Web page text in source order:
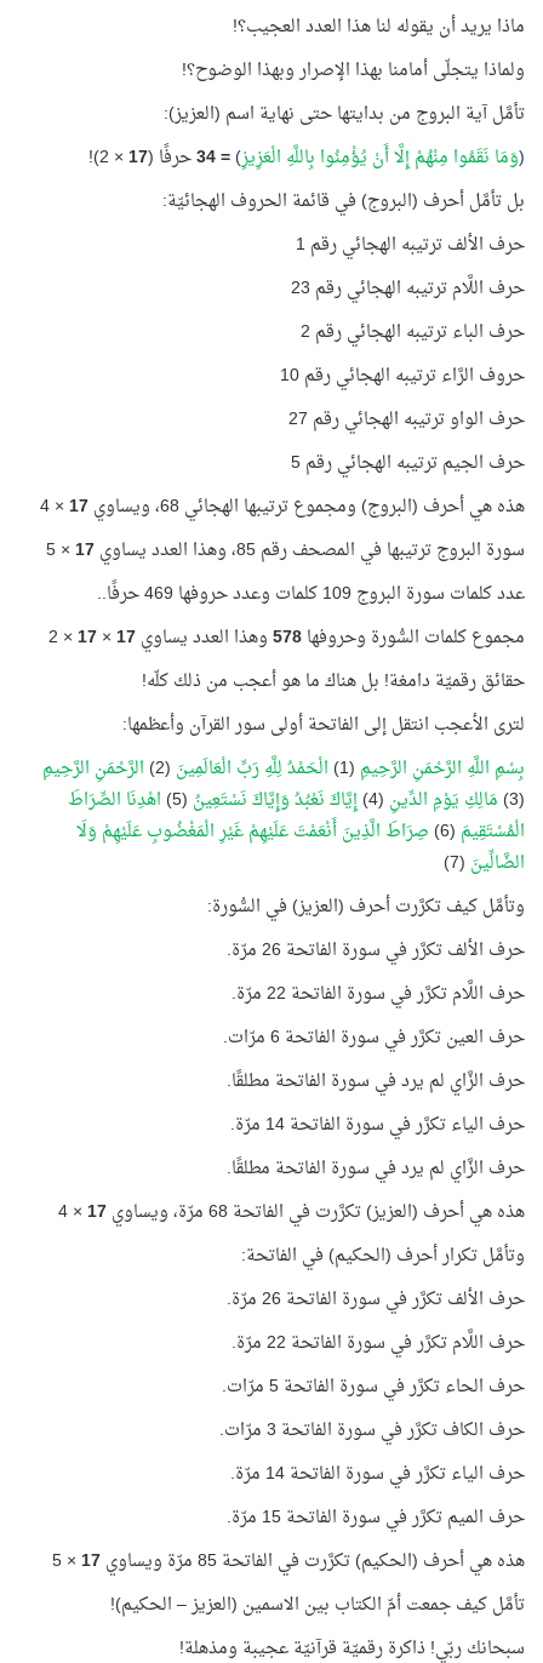
ماذا يريد أن يقوله لنا هذا العدد العجيب؟!
ولماذا يتجلّى أمامنا بهذا الإصرار وبهذا الوضوح؟!
تأمَّل آية البروج من بدايتها حتى نهاية اسم (العزيز):
(وَمَا نَقَمُوا مِنْهُمْ إِلَّا أَنْ يُؤْمِنُوا بِاللَّهِ الْعَزِيزِ)
=
34حرفًا (17
× 2)!
بل تأمَّل أحرف (البروج) في قائمة الحروف الهجائيّة:
حرف الألف ترتيبه الهجائي رقم 1
حرف اللَّام ترتيبه الهجائي رقم 23
حرف الباء ترتيبه الهجائي رقم 2
حروف الرَّاء ترتيبه الهجائي رقم 10
حرف الواو ترتيبه الهجائي رقم 27
حرف الجيم ترتيبه الهجائي رقم 5
هذه هي أحرف (البروج) ومجموع ترتيبها الهجائي 68، ويساوي
17
× 4
سورة البروج ترتيبها في المصحف رقم 85، وهذا العدد يساوي
17
× 5
عدد كلمات سورة البروج 109 كلمات وعدد حروفها 469 حرفًا..
مجموع كلمات السُّورة وحروفها578وهذا العدد يساوي17
×
17
× 2
حقائق رقميّة دامغة! بل هناك ما هو أعجب من ذلك كلّه!
لترى الأعجب انتقل إلى الفاتحة أولى سور القرآن وأعظمها:
بِسْمِ اللَّهِ الرَّحْمَنِ الرَّحِيمِ (1) الْحَمْدُ لِلَّهِ رَبِّ الْعَالَمِينَ (2)
الرَّحْمَنِ الرَّحِيمِ
(3)
مَالِكِ يَوْمِ الدِّينِ (4) إِيَّاكَ نَعْبُدُ وَإِيَّاكَ نَسْتَعِينُ (5)
اهْدِنَا الصِّرَاطَ
الْمُسْتَقِيمَ (6)
صِرَاطَ الَّذِينَ أَنْعَمْتَ عَلَيْهِمْ غَيْرِ الْمَغْضُوبِ عَلَيْهِمْ وَلَا
الضَّالِّينَ (7)
وتأمَّل كيف تكرَّرت أحرف (العزيز) في السُّورة:
حرف الألف تكرَّر في سورة الفاتحة 26 مرّة.
حرف اللَّام تكرَّر في سورة الفاتحة 22 مرّة.
حرف العين تكرَّر في سورة الفاتحة 6 مرّات.
حرف الزَّاي لم يرد في سورة الفاتحة مطلقًا.
حرف الياء تكرَّر في سورة الفاتحة 14 مرّة.
حرف الزَّاي لم يرد في سورة الفاتحة مطلقًا.
هذه هي أحرف (العزيز) تكرَّرت في الفاتحة 68 مرّة، ويساوي
17
× 4
وتأمَّل تكرار أحرف (الحكيم) في الفاتحة:
حرف الألف تكرَّر في سورة الفاتحة 26 مرّة.
حرف اللَّام تكرَّر في سورة الفاتحة 22 مرّة.
حرف الحاء تكرَّر في سورة الفاتحة 5 مرّات.
حرف الكاف تكرَّر في سورة الفاتحة 3 مرّات.
حرف الياء تكرَّر في سورة الفاتحة 14 مرّة.
حرف الميم تكرَّر في سورة الفاتحة 15 مرّة.
هذه هي أحرف (الحكيم) تكرَّرت في الفاتحة 85 مرّة ويساوي
17
× 5
تأمَّل كيف جمعت أمّ الكتاب بين الاسمين (العزيز – الحكيم)!
سبحانك ربّي! ذاكرة رقميّة قرآنيّة عجيبة ومذهلة!